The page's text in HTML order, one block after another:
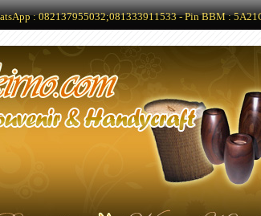
: 082137955032;081333911533 - Pin BBM :